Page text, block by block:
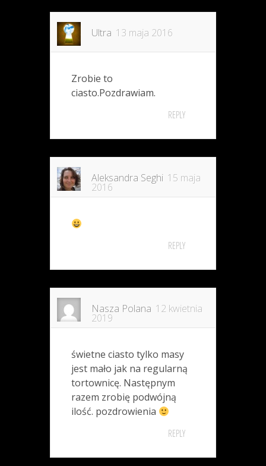
Ultra 13 maja 2016
Zrobie to
ciasto.Pozdrawiam.
REPLY
Aleksandra Seghi 15 maja
2016
REPLY
Nasza Polana 12 kwietnia
2019
świetne ciasto tylko masy
jest mało jak na regularną
tortownicę. Następnym
razem zrobię podwójną
ilość. pozdrowienia
REPLY